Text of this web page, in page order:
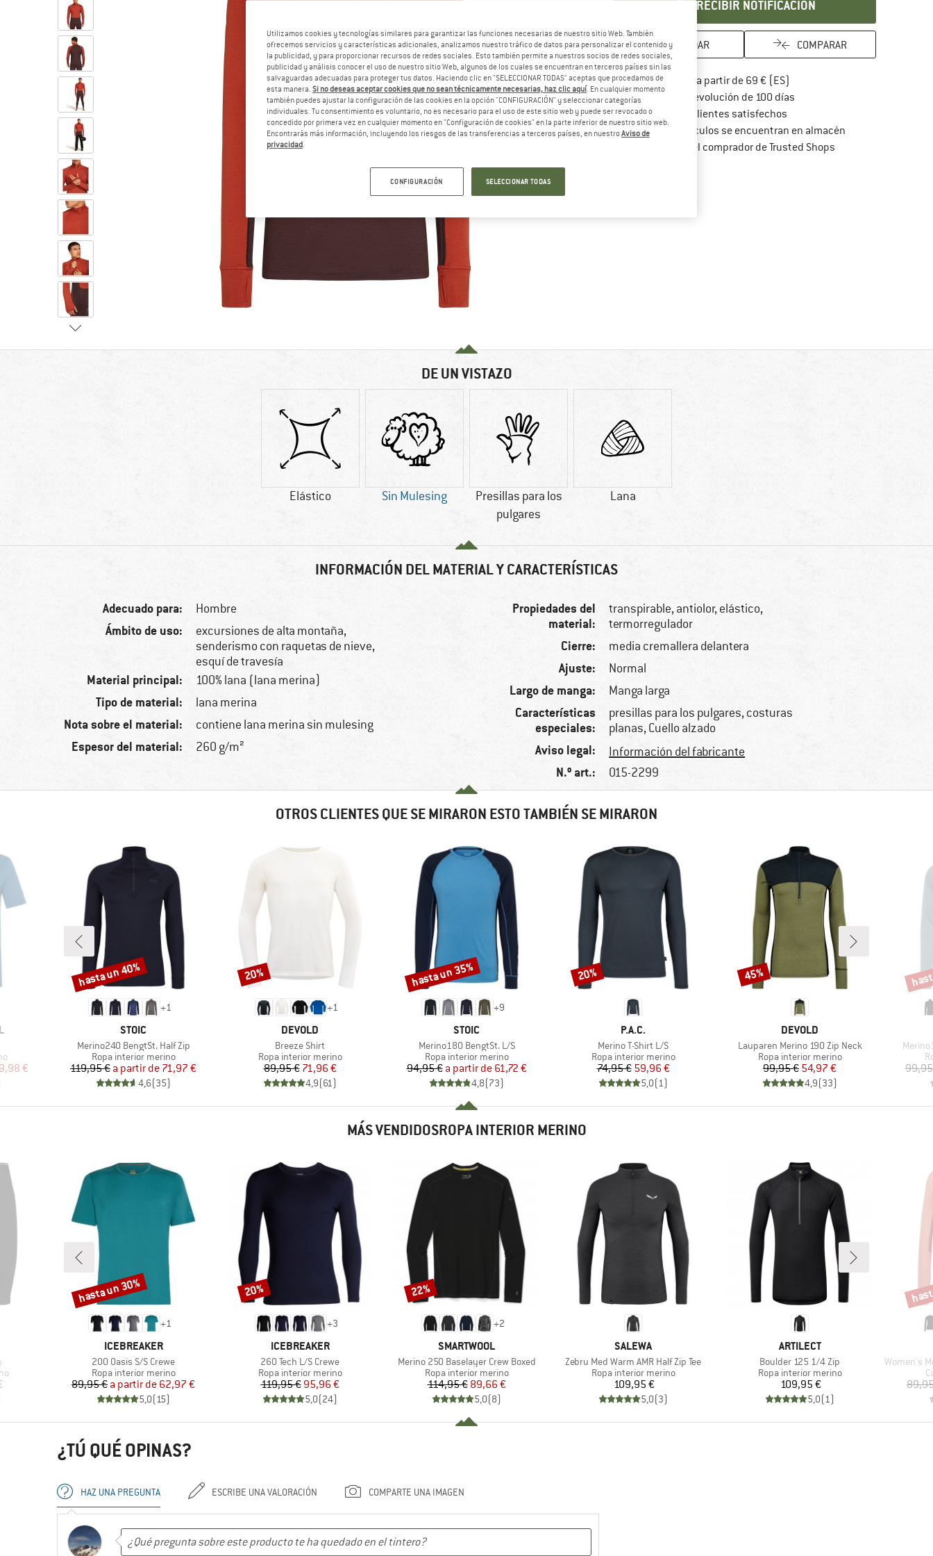
RECIBIR NOTIFICACIÓN
GUARDAR COMPARAR
Porte pagado a partir de 69 € (ES)
Derecho de devolución de 100 díasvaya a la política de
> 4 000 000 clientes satisfechos
Todos los artículos se encuentran en almacén
Protección del comprador de Trusted Shops¡toda la información
DE UN VISTAZO
Elástico Sin Mulesing
Presillas para los
pulgares
Lana
INFORMACIÓN DEL MATERIAL Y CARACTERÍSTICAS
Adecuado para: Hombre
Ámbito de uso:
excursiones de alta montaña,
senderismo con raquetas de nieve,
esquí de travesía
Material principal: 100% lana (lana merina)
Tipo de material: lana merina
Nota sobre el material: contiene lana merina sin mulesing
Espesor del material: 260 g/m²
Propiedades del
material:
transpirable, antiolor, elástico,
termorregulador
Cierre: media cremallera delantera
Ajuste: Normal
Largo de manga: Manga larga
Características
especiales:
presillas para los pulgares, costuras
planas, Cuello alzado
Aviso legal: Información del fabricante
N.º art.: 015-2299
OTROS CLIENTES QUE SE MIRARON ESTO TAMBIÉN SE MIRARON
€
+1
MARCA
STOIC
Artículo
Merino240 BengtSt. Half Zip
Product group
Ropa interior merino
Precio
119,95 € Precio reducido
a partir de 71,97 €
4,6(35)
Descuento
hasta un 40%
+1
MARCA
DEVOLD
Artículo
Breeze Shirt
Product group
Ropa interior merino
Precio
89,95 €Precio reducido
71,96 €
4,9(61)
Descuento
20%
+9
MARCA
STOIC
Artículo
Merino180 BengtSt. L/S
Product group
Ropa interior merino
Precio
94,95 € Precio reducido
a partir de 61,72 €
4,8(73)
Descuento
hasta un 35%
MARCA
P.A.C.
Artículo
Merino T-Shirt L/S
Product group
Ropa interior merino
Precio
74,95 € Precio reducido
59,96 €
5,0(1)
Descuento
20%
MARCA
DEVOLD
Artículo
Lauparen Merino 190 Zip Neck
Product group
Ropa interior merino
Precio
99,95 €Precio reducido
54,97 €
4,9(33)
Descuento
45%
Artículo
MÁS VENDIDOSROPA INTERIOR MERINO
+1
MARCA
ICEBREAKER
Artículo
200 Oasis S/S Crewe
Product group
Ropa interior merino
Precio
89,95 € Precio reducido
a partir de 62,97 €
5,0(15)
Descuento
hasta un 30%
+3
MARCA
ICEBREAKER
Artículo
260 Tech L/S Crewe
Product group
Ropa interior merino
Precio
119,95 €Precio reducido
95,96 €
5,0(24)
Descuento
20%
+2
MARCA
SMARTWOOL
Artículo
Merino 250 Baselayer Crew Boxed
Product group
Ropa interior merino
Precio
114,95 €Precio reducido
89,66 €
5,0(8)
Descuento
22%
MARCA
SALEWA
Artículo
Zebru Med Warm AMR Half Zip Tee
Product group
Ropa interior merino
Precio
109,95 €
5,0(3)
MARCA
ARTILECT
Artículo
Boulder 125 1/4 Zip
Product group
Ropa interior merino
Precio
109,95 €
5,0(1)
Artículo
Women's
¿TÚ QUÉ OPINAS?
HAZ UNA PREGUNTA ESCRIBE UNA VALORACIÓN COMPARTE UNA IMAGEN
Utilizamos cookies y tecnologías similares para garantizar las funciones necesarias de nuestro sitio Web. También
ofrecemos servicios y características adicionales, analizamos nuestro tráfico de datos para personalizar el contenido y
la publicidad, y para proporcionar recursos de redes sociales. Esto también permite a nuestros socios de redes sociales,
publicidad y análisis conocer el uso de nuestro sitio Web, algunos de los cuales se encuentran en terceros países sin las
salvaguardas adecuadas para proteger tus datos. Haciendo clic en "SELECCIONAR TODAS" aceptas que procedamos de
esta manera. Si no deseas aceptar cookies que no sean técnicamente necesarias, haz clic aquí. En cualquier momento
también puedes ajustar la configuración de las cookies en la opción "CONFIGURACIÓN" y seleccionar categorías
individuales. Tu consentimiento es voluntario, no es necesario para el uso de este sitio web y puede ser revocado o
concedido por primera vez en cualquier momento en "Configuración de cookies" en la parte inferior de nuestro sitio web.
Encontrarás más información, incluyendo los riesgos de las transferencias a terceros países, en nuestroAviso de
privacidad.
CONFIGURACIÓN SELECCIONAR TODAS